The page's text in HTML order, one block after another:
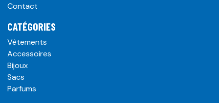
Contact
CATÉGORIES
Vêtements
Accessoires
Bijoux
Sacs
Parfums